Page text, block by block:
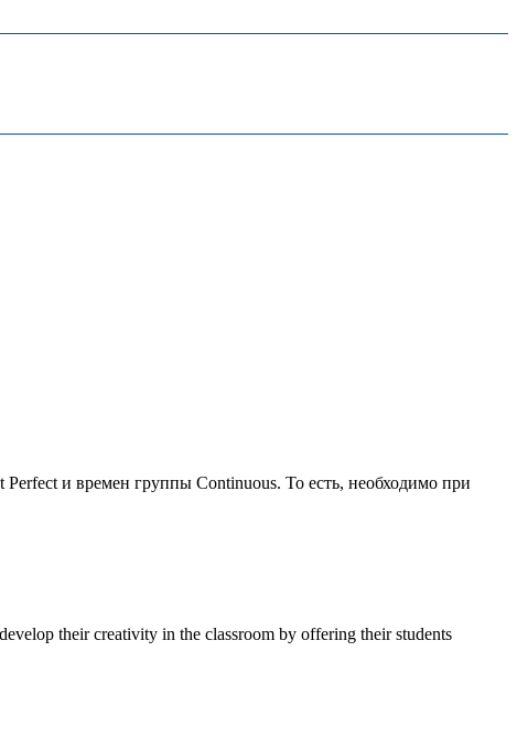
и времен группы Continuous. То есть, необходимо при
their creativity in the classroom by offering their students